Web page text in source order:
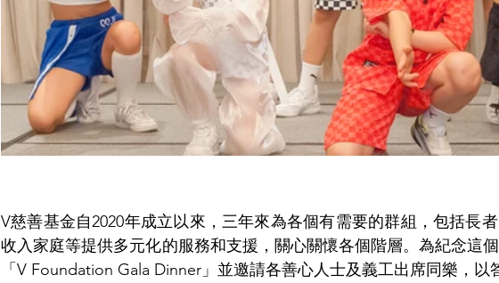
V慈善基金自2020年成立以來，三年來為各個有需要的群組，包括長
收入家庭等提供多元化的服務和支援，關心關懷各個階層。為紀念這
「V Foundation Gala Dinner」並邀請各善心人士及義工出席同樂，以